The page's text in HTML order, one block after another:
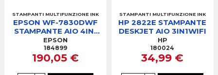
STAMPANTI MULTIFUNZIONE INK
EPSON WF-7830DWF
STAMPANTE AIO 4IN1
FAX/WIFI/ADF
EPSON
184899
190,05 €
STAMPANTI MULTIFUNZIONE INK
HP 2822E STAMPANTE
DESKJET AIO 3IN1WIFI
HP
180024
34,99 €